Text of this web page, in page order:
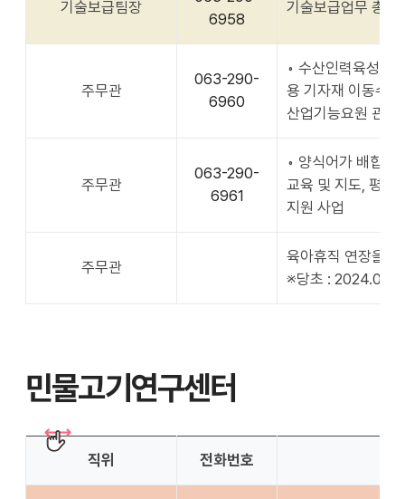
기술보급팀장
6958
기술보급업무 총괄
주무관
063-290-
6960
◦ 수산인력육성 및
용 기자재 이동수
산업기능요원 관련
주무관
063-290-
6961
◦ 양식어가 배합사
교육 및 지도, 평가
지원 사업
주무관
육아휴직 연장을
※당초 :
민물고기연구센터
직위 전화번호